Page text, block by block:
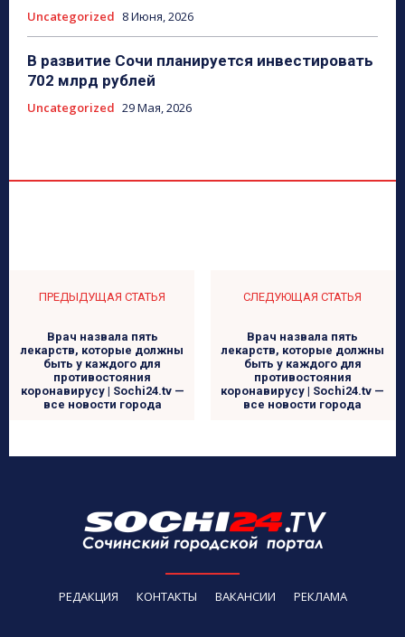
Uncategorized 8 Июня, 2026
В развитие Сочи планируется инвестировать
702 млрд рублей
Uncategorized 29 Мая, 2026
ПРЕДЫДУЩАЯ СТАТЬЯ
Врач назвала пять
лекарств, которые должны
быть у каждого для
противостояния
коронавирусу | Sochi24.tv —
все новости города
СЛЕДУЮЩАЯ СТАТЬЯ
Врач назвала пять
лекарств, которые должны
быть у каждого для
противостояния
коронавирусу | Sochi24.tv —
все новости города
РЕДАКЦИЯ КОНТАКТЫ ВАКАНСИИ РЕКЛАМА